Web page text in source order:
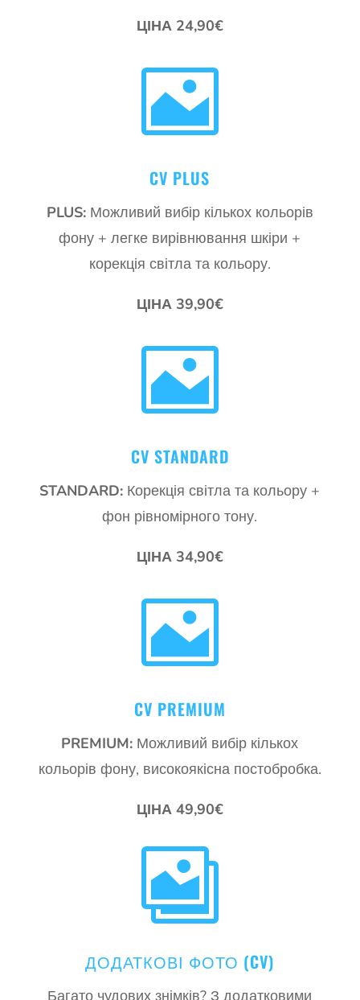
ЦІНА 24,90€

CV PLUS
PLUS: Можливий вибір кількох кольорів
фону + легке вирівнювання шкіри +
корекція світла та кольору.
ЦІНА 39,90€

CV STANDARD
STANDARD: Корекція світла та кольору +
фон рівномірного тону.
ЦІНА 34,90€

CV PREMIUM
PREMIUM: Можливий вибір кількох
кольорів фону, високоякісна постобробка.
ЦІНА 49,90€

ДОДАТКОВІ ФОТО (CV)
Багато чудових знімків? З додатковими